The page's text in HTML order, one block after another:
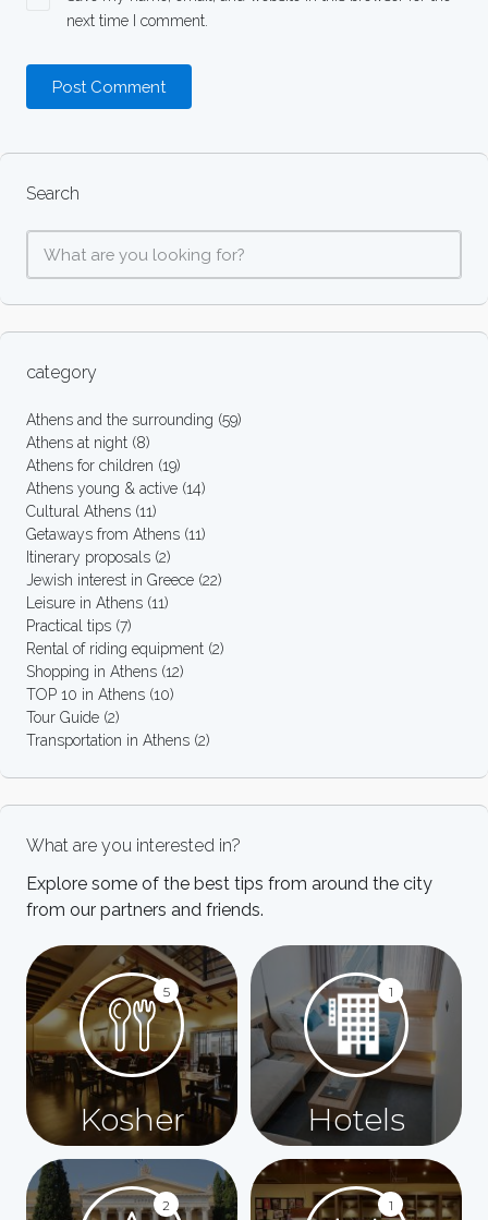
next time I comment.
Search
category
Athens and the surrounding (59)
Athens at night (8)
Athens for children (19)
Athens young & active (14)
Cultural Athens (11)
Getaways from Athens (11)
Itinerary proposals (2)
Jewish interest in Greece (22)
Leisure in Athens (11)
Practical tips (7)
Rental of riding equipment (2)
Shopping in Athens (12)
TOP 10 in Athens (10)
Tour Guide (2)
Transportation in Athens (2)
What are you interested in?
Explore some of the best tips from around the city
from our partners and friends.
5
Kosher
1
Hotels
2 1